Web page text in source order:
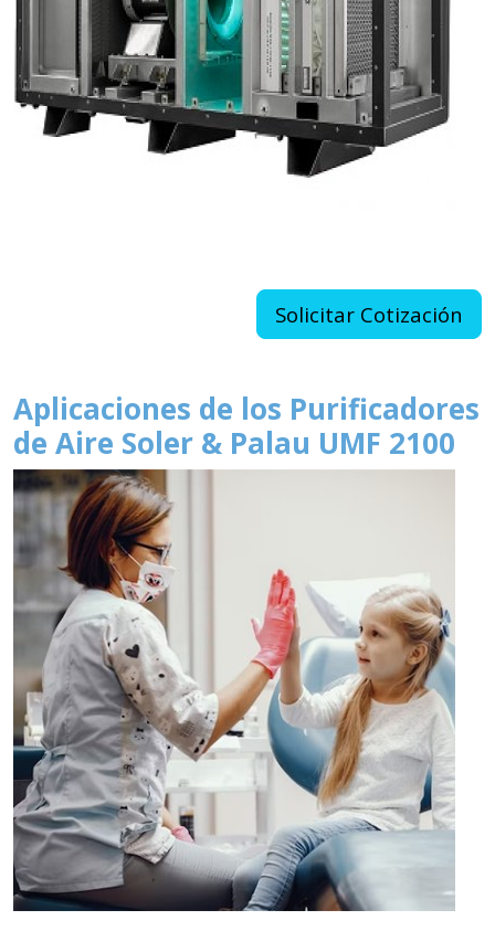
Solicitar Cotización
Aplicaciones de los Purificadores
de Aire Soler & Palau UMF 2100